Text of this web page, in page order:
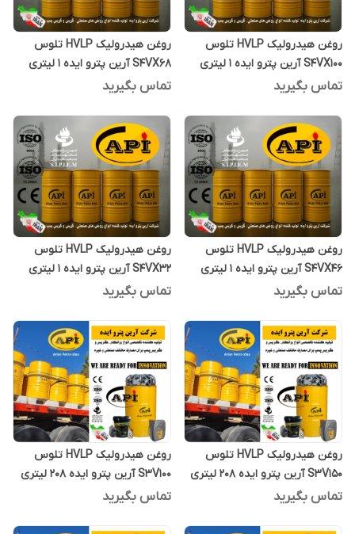
روغن هیدرولیک HVLP تلوس
S4VX100 آرین پترو ایده 1 لیتری
تماس بگیرید
روغن هیدرولیک HVLP تلوس
S4VX68 آرین پترو ایده 1 لیتری
تماس بگیرید
روغن هیدرولیک HVLP تلوس
S4VX46 آرین پترو ایده 1 لیتری
تماس بگیرید
روغن هیدرولیک HVLP تلوس
S4VX32 آرین پترو ایده 1 لیتری
تماس بگیرید
روغن هیدرولیک HVLP تلوس
S3V150 آرین پترو ایده 208 لیتری
تماس بگیرید
روغن هیدرولیک HVLP تلوس
S3V100 آرین پترو ایده 208 لیتری
تماس بگیرید